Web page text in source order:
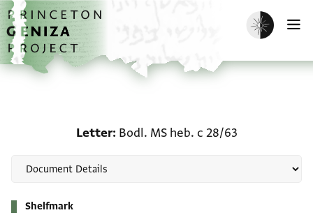
Skip to main content
home
Enable dark
Letter Bodl. MS heb. c 28/63
Shelfmark